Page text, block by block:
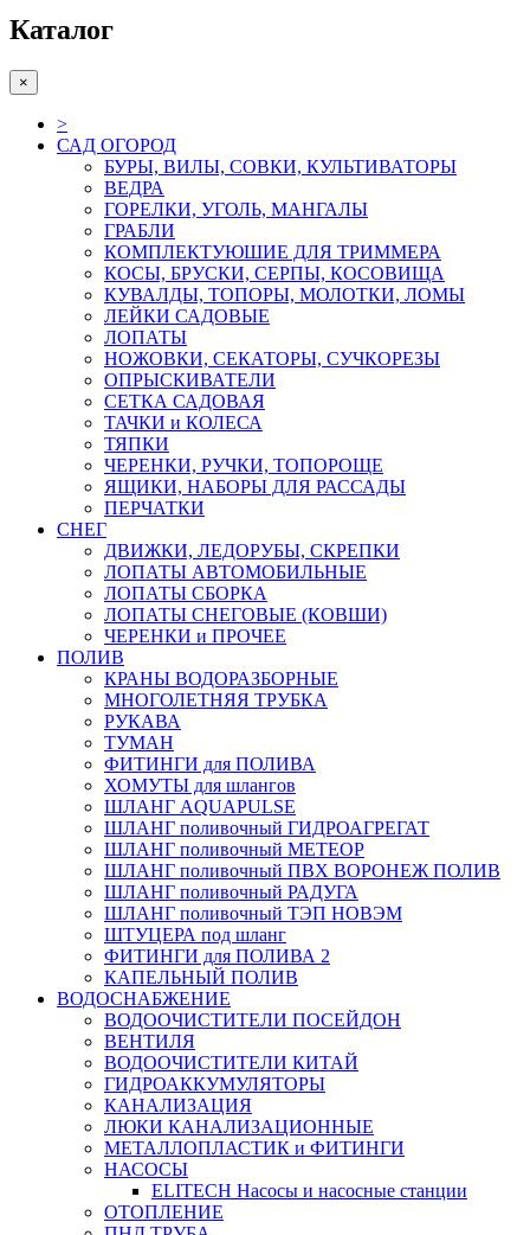
Каталог
×
>
САД ОГОРОД
БУРЫ, ВИЛЫ, СОВКИ, КУЛЬТИВАТОРЫ
ВЕДРА
ГОРЕЛКИ, УГОЛЬ, МАНГАЛЫ
ГРАБЛИ
КОМПЛЕКТУЮШИЕ ДЛЯ ТРИММЕРА
КОСЫ, БРУСКИ, СЕРПЫ, КОСОВИЩА
КУВАЛДЫ, ТОПОРЫ, МОЛОТКИ, ЛОМЫ
ЛЕЙКИ САДОВЫЕ
ЛОПАТЫ
НОЖОВКИ, СЕКАТОРЫ, СУЧКОРЕЗЫ
ОПРЫСКИВАТЕЛИ
СЕТКА САДОВАЯ
ТАЧКИ и КОЛЕСА
ТЯПКИ
ЧЕРЕНКИ, РУЧКИ, ТОПОРОЩЕ
ЯЩИКИ, НАБОРЫ ДЛЯ РАССАДЫ
ПЕРЧАТКИ
СНЕГ
ДВИЖКИ, ЛЕДОРУБЫ, СКРЕПКИ
ЛОПАТЫ АВТОМОБИЛЬНЫЕ
ЛОПАТЫ СБОРКА
ЛОПАТЫ СНЕГОВЫЕ (КОВШИ)
ЧЕРЕНКИ и ПРОЧЕЕ
ПОЛИВ
КРАНЫ ВОДОРАЗБОРНЫЕ
МНОГОЛЕТНЯЯ ТРУБКА
РУКАВА
ТУМАН
ФИТИНГИ для ПОЛИВА
ХОМУТЫ для шлангов
ШЛАНГ AQUAPULSE
ШЛАНГ поливочный ГИДРОАГРЕГАТ
ШЛАНГ поливочный МЕТЕОР
ШЛАНГ поливочный ПВХ ВОРОНЕЖ ПОЛИВ
ШЛАНГ поливочный РАДУГА
ШЛАНГ поливочный ТЭП НОВЭМ
ШТУЦЕРА под шланг
ФИТИНГИ для ПОЛИВА 2
КАПЕЛЬНЫЙ ПОЛИВ
ВОДОСНАБЖЕНИЕ
ВОДООЧИСТИТЕЛИ ПОСЕЙДОН
ВЕНТИЛЯ
ВОДООЧИСТИТЕЛИ КИТАЙ
ГИДРОАККУМУЛЯТОРЫ
КАНАЛИЗАЦИЯ
ЛЮКИ КАНАЛИЗАЦИОННЫЕ
МЕТАЛЛОПЛАСТИК и ФИТИНГИ
НАСОСЫ
ELITECH Насосы и насосные станции
ОТОПЛЕНИЕ